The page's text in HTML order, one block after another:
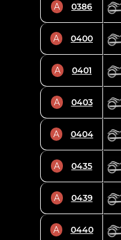
A 0386
A 0400
A 0401
A 0403
A 0404
A 0435
A 0439
A 0440